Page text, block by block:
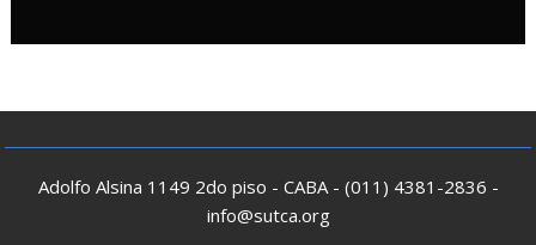
Adolfo Alsina 1149 2do piso - CABA - (011) 4381-2836 -
info@sutca.org